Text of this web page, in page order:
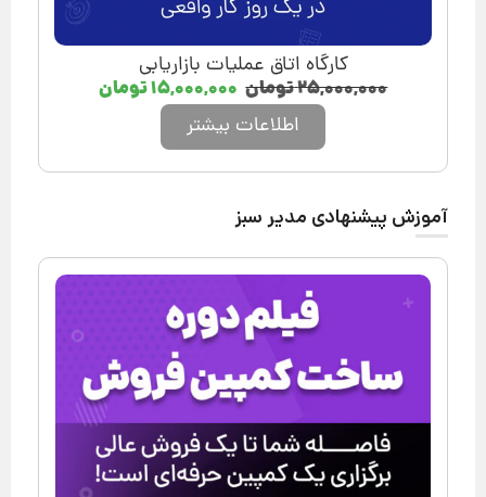
کارگاه اتاق عملیات بازاریابی
۲۵,۰۰۰,۰۰۰تومان ۱۵,۰۰۰,۰۰۰تومان
اطلاعات بیشتر
آموزش پیشنهادی مدیر سبز